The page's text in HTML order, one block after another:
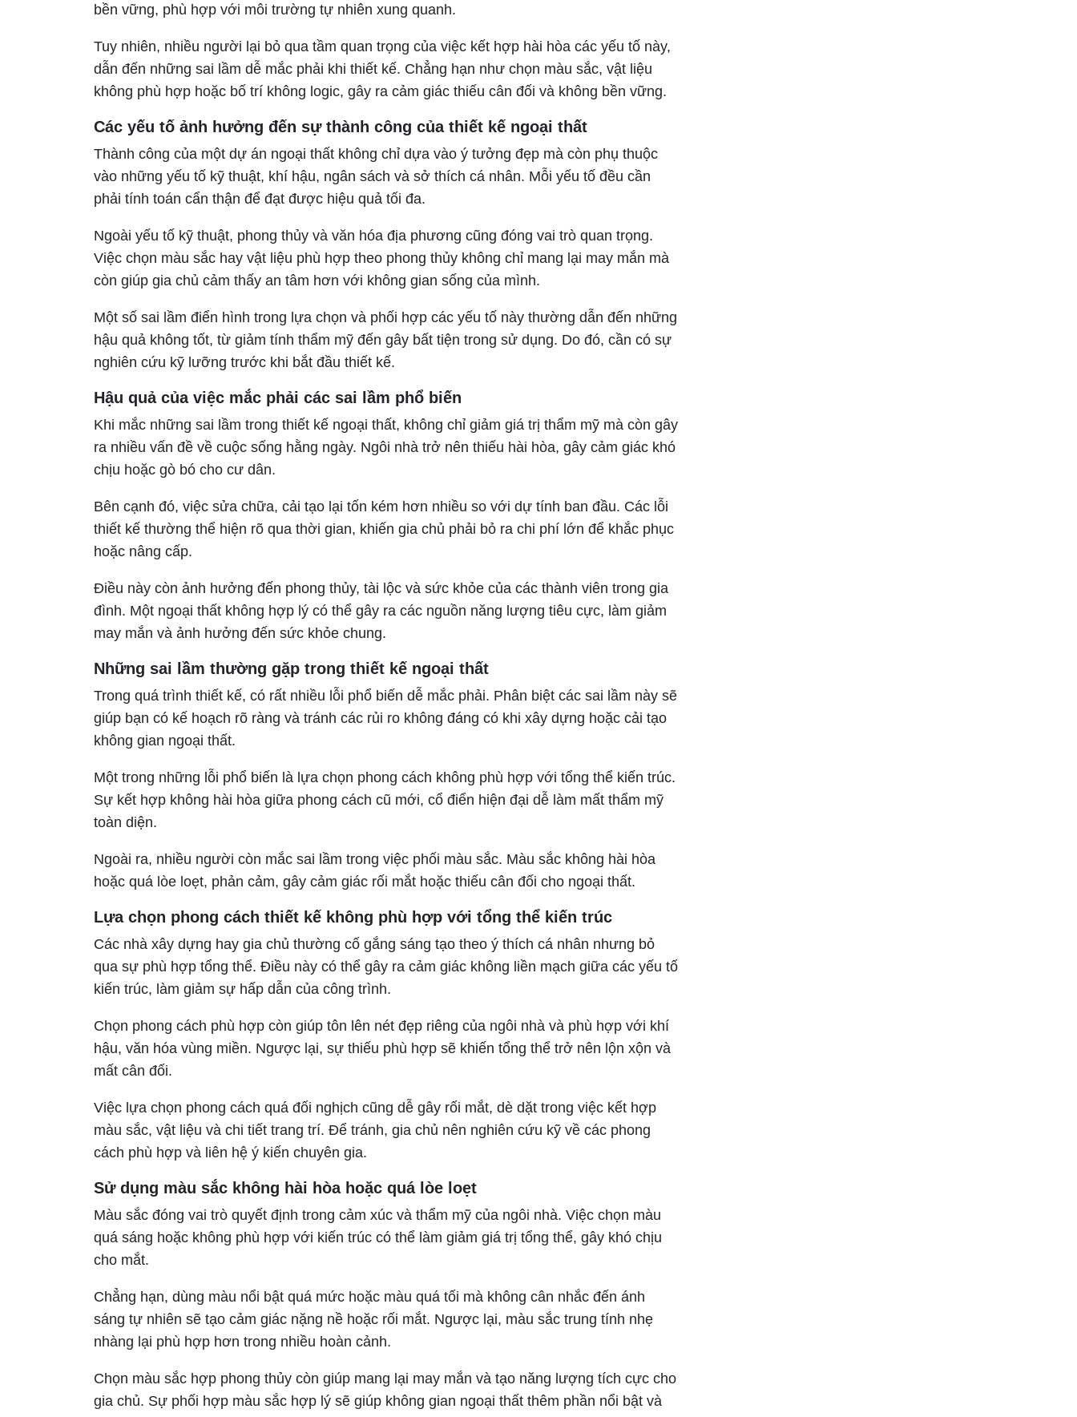
bền vững, phù hợp với môi trường tự nhiên xung quanh.
Tuy nhiên, nhiều người lại bỏ qua tầm quan trọng của việc kết hợp hài hòa các yếu tố này,
dẫn đến những sai lầm dễ mắc phải khi thiết kế. Chẳng hạn như chọn màu sắc, vật liệu
không phù hợp hoặc bố trí không logic, gây ra cảm giác thiếu cân đối và không bền vững.
Các yếu tố ảnh hưởng đến sự thành công của thiết kế ngoại thất
Thành công của một dự án ngoại thất không chỉ dựa vào ý tưởng đẹp mà còn phụ thuộc
vào những yếu tố kỹ thuật, khí hậu, ngân sách và sở thích cá nhân. Mỗi yếu tố đều cần
phải tính toán cẩn thận để đạt được hiệu quả tối đa.
Ngoài yếu tố kỹ thuật, phong thủy và văn hóa địa phương cũng đóng vai trò quan trọng.
Việc chọn màu sắc hay vật liệu phù hợp theo phong thủy không chỉ mang lại may mắn mà
còn giúp gia chủ cảm thấy an tâm hơn với không gian sống của mình.
Một số sai lầm điển hình trong lựa chọn và phối hợp các yếu tố này thường dẫn đến những
hậu quả không tốt, từ giảm tính thẩm mỹ đến gây bất tiện trong sử dụng. Do đó, cần có sự
nghiên cứu kỹ lưỡng trước khi bắt đầu thiết kế.
Hậu quả của việc mắc phải các sai lầm phổ biến
Khi mắc những sai lầm trong thiết kế ngoại thất, không chỉ giảm giá trị thẩm mỹ mà còn gây
ra nhiều vấn đề về cuộc sống hằng ngày. Ngôi nhà trở nên thiếu hài hòa, gây cảm giác khó
chịu hoặc gò bó cho cư dân.
Bên cạnh đó, việc sửa chữa, cải tạo lại tốn kém hơn nhiều so với dự tính ban đầu. Các lỗi
thiết kế thường thể hiện rõ qua thời gian, khiến gia chủ phải bỏ ra chi phí lớn để khắc phục
hoặc nâng cấp.
Điều này còn ảnh hưởng đến phong thủy, tài lộc và sức khỏe của các thành viên trong gia
đình. Một ngoại thất không hợp lý có thể gây ra các nguồn năng lượng tiêu cực, làm giảm
may mắn và ảnh hưởng đến sức khỏe chung.
Những sai lầm thường gặp trong thiết kế ngoại thất
Trong quá trình thiết kế, có rất nhiều lỗi phổ biến dễ mắc phải. Phân biệt các sai lầm này sẽ
giúp bạn có kế hoạch rõ ràng và tránh các rủi ro không đáng có khi xây dựng hoặc cải tạo
không gian ngoại thất.
Một trong những lỗi phổ biến là lựa chọn phong cách không phù hợp với tổng thể kiến trúc.
Sự kết hợp không hài hòa giữa phong cách cũ mới, cổ điển hiện đại dễ làm mất thẩm mỹ
toàn diện.
Ngoài ra, nhiều người còn mắc sai lầm trong việc phối màu sắc. Màu sắc không hài hòa
hoặc quá lòe loẹt, phản cảm, gây cảm giác rối mắt hoặc thiếu cân đối cho ngoại thất.
Lựa chọn phong cách thiết kế không phù hợp với tổng thể kiến trúc
Các nhà xây dựng hay gia chủ thường cố gắng sáng tạo theo ý thích cá nhân nhưng bỏ
qua sự phù hợp tổng thể. Điều này có thể gây ra cảm giác không liền mạch giữa các yếu tố
kiến trúc, làm giảm sự hấp dẫn của công trình.
Chọn phong cách phù hợp còn giúp tôn lên nét đẹp riêng của ngôi nhà và phù hợp với khí
hậu, văn hóa vùng miền. Ngược lại, sự thiếu phù hợp sẽ khiến tổng thể trở nên lộn xộn và
mất cân đối.
Việc lựa chọn phong cách quá đối nghịch cũng dễ gây rối mắt, dè dặt trong việc kết hợp
màu sắc, vật liệu và chi tiết trang trí. Để tránh, gia chủ nên nghiên cứu kỹ về các phong
cách phù hợp và liên hệ ý kiến chuyên gia.
Sử dụng màu sắc không hài hòa hoặc quá lòe loẹt
Màu sắc đóng vai trò quyết định trong cảm xúc và thẩm mỹ của ngôi nhà. Việc chọn màu
quá sáng hoặc không phù hợp với kiến trúc có thể làm giảm giá trị tổng thể, gây khó chịu
cho mắt.
Chẳng hạn, dùng màu nổi bật quá mức hoặc màu quá tối mà không cân nhắc đến ánh
sáng tự nhiên sẽ tạo cảm giác nặng nề hoặc rối mắt. Ngược lại, màu sắc trung tính nhẹ
nhàng lại phù hợp hơn trong nhiều hoàn cảnh.
Chọn màu sắc hợp phong thủy còn giúp mang lại may mắn và tạo năng lượng tích cực cho
gia chủ. Sự phối hợp màu sắc hợp lý sẽ giúp không gian ngoại thất thêm phần nổi bật và